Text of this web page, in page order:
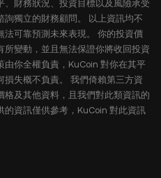
財務狀況、投資目標以及風險承受
獨立的財務顧問。 以上資訊均不
可靠預測未來表現。 你的投資價
變動，並且無法保證你將收回投資
你全權負責，KuCoin 對你在其平
失概不負責。 我們倚賴第三方資
及其他資料，且我們對此類資訊的
資訊僅供參考，KuCoin 對此資訊